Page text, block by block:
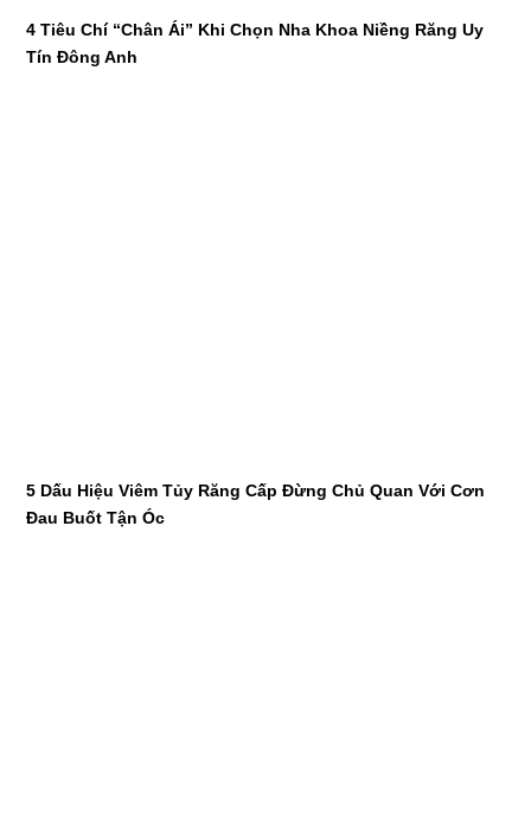
4 Tiêu Chí “Chân Ái” Khi Chọn Nha Khoa Niềng Răng Uy
Tín Đông Anh
5 Dấu Hiệu Viêm Tủy Răng Cấp Đừng Chủ Quan Với Cơn
Đau Buốt Tận Óc